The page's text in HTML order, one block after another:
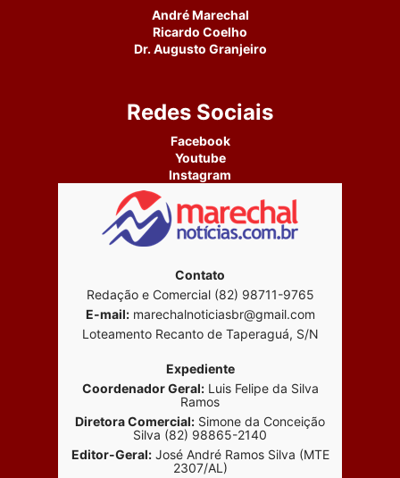
André Marechal
Ricardo Coelho
Dr. Augusto Granjeiro
Redes Sociais
Facebook
Youtube
Instagram
Contato
Redação e Comercial (82) 98711-9765
E-mail:marechalnoticiasbr@gmail.com
Loteamento Recanto de Taperaguá, S/N
Expediente
Coordenador Geral:Luis Felipe da Silva
Ramos
Diretora Comercial: Simone da Conceição
Silva (82) 98865-2140
Editor-Geral:José André Ramos Silva (MTE
2307/AL)